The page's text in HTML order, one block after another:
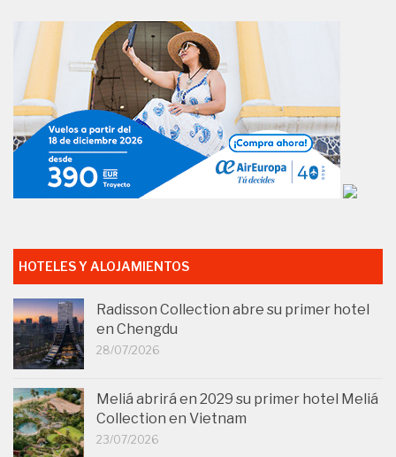
HOTELES Y ALOJAMIENTOS
Radisson Collection abre su primer hotel
en Chengdu
28/07/2026
Meliá abrirá en 2029 su primer hotel Meliá
Collection en Vietnam
23/07/2026